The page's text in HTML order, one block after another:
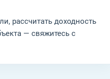
рассчитать доходность
— свяжитесь с